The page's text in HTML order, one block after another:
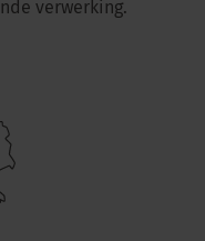
verwerking.